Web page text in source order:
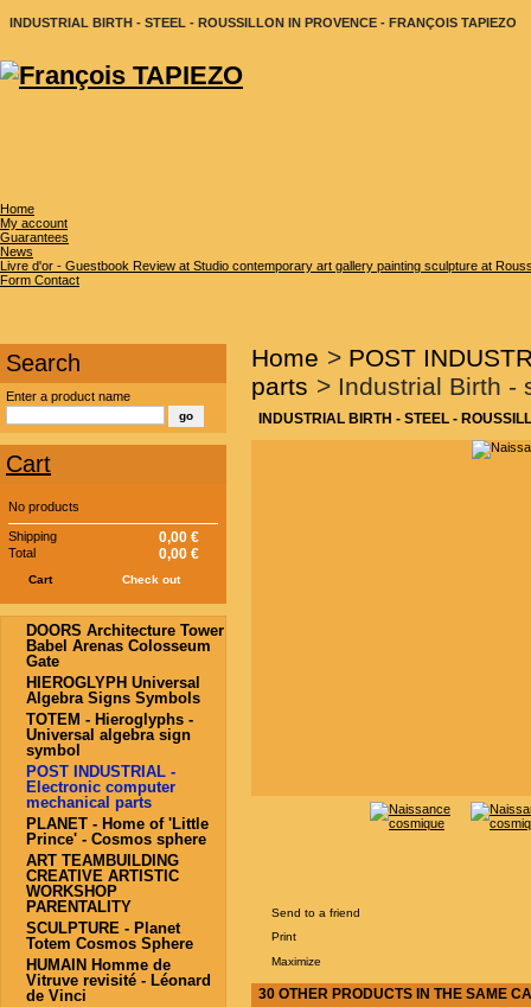
INDUSTRIAL BIRTH - STEEL - ROUSSILLON IN PROVENCE - FRANÇOIS TAPIEZO
Home
My account
Guarantees
News
Livre d'or - Guestbook Review at Studio contemporary art gallery painting sculpture at
Form Contact
Search
Enter a product name
Cart
No products
Shipping 0,00 €
Total 0,00 €
Cart Check out
DOORS Architecture Tower
Babel Arenas Colosseum
Gate
HIEROGLYPH Universal
Algebra Signs Symbols
TOTEM - Hieroglyphs -
Universal algebra sign
symbol
POST INDUSTRIAL -
Electronic computer
mechanical parts
PLANET - Home of 'Little
Prince' - Cosmos sphere
ART TEAMBUILDING
CREATIVE ARTISTIC
WORKSHOP
PARENTALITY
SCULPTURE - Planet
Totem Cosmos Sphere
HUMAIN Homme de
Vitruve revisité - Léonard
de Vinci
Home > POST
parts > Industrial Birth -
INDUSTRIAL BIRTH - STEEL -
Send to a friend
Print
Maximize
30 OTHER PRODUCTS IN THE SAME